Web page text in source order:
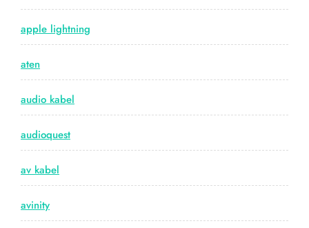
apple lightning
aten
audio kabel
audioquest
av kabel
avinity